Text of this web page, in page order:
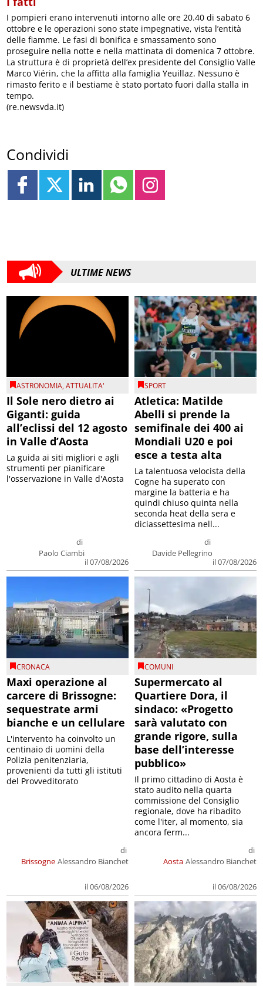
I pompieri erano intervenuti intorno alle ore 20.40 di sabato 6
ottobre e le operazioni sono state impegnative, vista l’entità
delle fiamme. Le fasi di bonifica e smassamento sono
proseguire nella notte e nella mattinata di domenica 7 ottobre.
La struttura è di proprietà dell’ex presidente del Consiglio Valle
Marco Viérin, che la affitta alla famiglia Yeuillaz. Nessuno è
rimasto ferito e il bestiame è stato portato fuori dalla stalla in
tempo.
(re.newsvda.it)
Condividi
ULTIME NEWS
ASTRONOMIA,ATTUALITA'
Il Sole nero dietro ai
Giganti: guida
all’eclissi del 12 agosto
in Valle d’Aosta
di
Paolo Ciambi
il 07/08/2026
La guida ai siti migliori e agli
strumenti per pianificare
l'osservazione in Valle d'Aosta
SPORT
Atletica: Matilde
Abelli si prende la
semifinale dei 400 ai
Mondiali U20 e poi
esce a testa alta
di
Davide Pellegrino
il 07/08/2026
La talentuosa velocista della
Cogne ha superato con
margine la batteria e ha
quindi chiuso quinta nella
seconda heat della sera e
diciassettesima nell...
CRONACA
Maxi operazione al
carcere di Brissogne:
sequestrate armi
bianche e un cellulare
Brissogne
di
Alessandro Bianchet
il 06/08/2026
L'intervento ha coinvolto un
centinaio di uomini della
Polizia penitenziaria,
provenienti da tutti gli istituti
del Provveditorato
COMUNI
Supermercato al
Quartiere Dora, il
sindaco: «Progetto
sarà valutato con
grande rigore, sulla
base dell’interesse
pubblico»
Aosta
di
Alessandro Bianchet
il 06/08/2026
Il primo cittadino di Aosta è
stato audito nella quarta
commissione del Consiglio
regionale, dove ha ribadito
come l'iter, al momento, sia
ancora ferm...